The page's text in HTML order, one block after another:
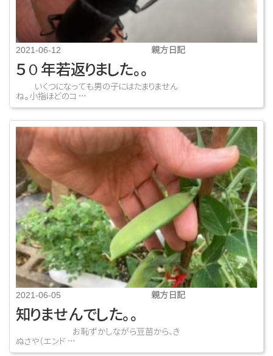
親方日記
2021-06-12
５０年若返りました。。
いくつになっても男の子にはたまりません
ね。小指ほどのコ …
親方日記
2021-06-05
知りませんでした。。
お恥ずかしながら豆苗から、き
ぬさや（エンド …